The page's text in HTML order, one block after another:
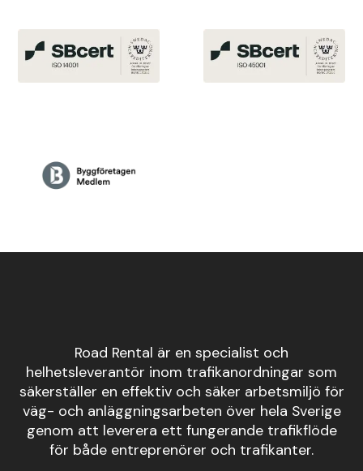
Road Rental är en specialist och
helhetsleverantör inom trafikanordningar som
säkerställer en effektiv och säker arbetsmiljö för
väg- och anläggningsarbeten över hela Sverige
genom att leverera ett fungerande trafikflöde
för både entreprenörer och trafikanter.